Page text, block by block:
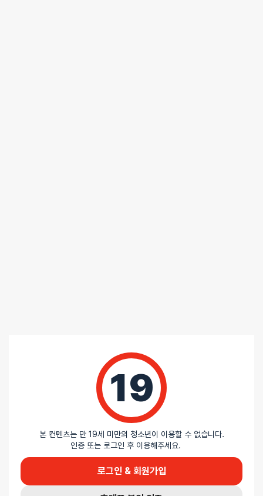
19
본 컨텐츠는 만 19세 미만의 청소년이 이용할 수 없습니다.
인증 또는 로그인 후 이용해주세요.
로그인 & 회원가입